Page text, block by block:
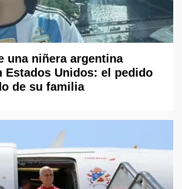
una niñera argentina
Estados Unidos: el pedido
de su familia